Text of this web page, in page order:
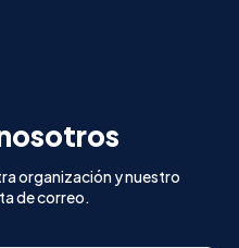
organización y nuestro
de correo.